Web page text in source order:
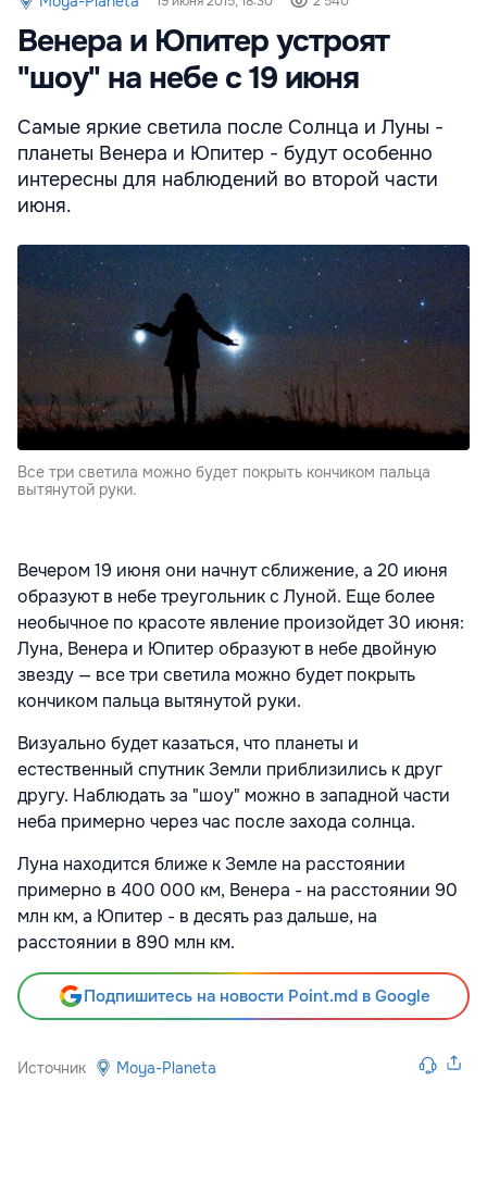
Венера и Юпитер устроят
"шоу" на небе с 19 июня
Самые яркие светила после Солнца и Луны -
планеты Венера и Юпитер - будут особенно
интересны для наблюдений во второй части
июня.
Все три светила можно будет покрыть кончиком пальца
вытянутой руки.
Вечером 19 июня они начнут сближение, а 20 июня
образуют в небе треугольник с Луной. Еще более
необычное по красоте явление произойдет 30 июня:
Луна, Венера и Юпитер образуют в небе двойную
звезду — все три светила можно будет покрыть
кончиком пальца вытянутой руки.
Визуально будет казаться, что планеты и
естественный спутник Земли приблизились к друг
другу. Наблюдать за "шоу" можно в западной части
неба примерно через час после захода солнца.
Луна находится ближе к Земле на расстоянии
примерно в 400 000 км, Венера - на расстоянии 90
млн км, а Юпитер - в десять раз дальше, на
расстоянии в 890 млн км.
Подпишитесь на новости Point.md в Google
Источник Moya-Planeta